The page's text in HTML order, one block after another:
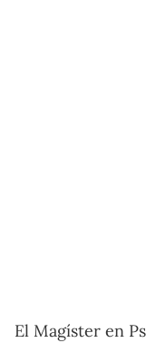
El Magíster en